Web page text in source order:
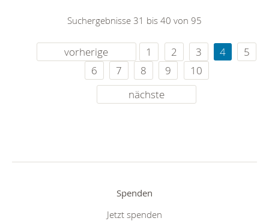
Suchergebnisse 31 bis 40 von 95
vorherige 1 2 3 4
5
6
7 8 9
10
nächste
Spenden
Jetzt spenden